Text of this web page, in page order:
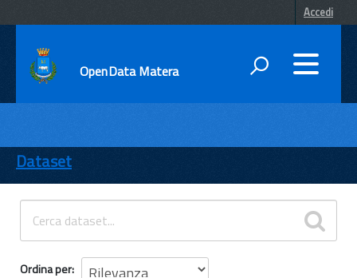
Accedi
OpenData Matera
ENTI
TEMI
INFORMAZIONI
Dataset
Ordina per